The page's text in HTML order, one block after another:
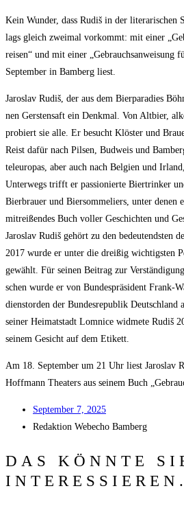
Kein Wun­der, dass Rudiš in der lite­ra­ri­schen
lags gleich zwei­mal vor­kommt: mit einer
rei­sen“ und mit einer „Gebrauchs­an­wei­sung
Sep­tem­ber in Bam­berg liest.
Jaros­lav Rudiš, der aus dem Bier­pa­ra­dies
nen Gers­ten­saft ein Denk­mal. Von Alt­bier,
pro­biert sie alle. Er besucht Klös­ter und
Reist dafür nach Pil­sen, Bud­weis und
tel­eu­ro­pas, aber auch nach Bel­gi­en und
Unter­wegs trifft er pas­sio­nier­te Bier­trin­ker
Bier­brau­er und Bier­som­me­liers, unter denen
mit­rei­ßen­des Buch vol­ler Geschich­ten und
Jaros­lav Rudiš gehört zu den bedeu­tends­ten
2017 wur­de er unter die drei­ßig wich­tigs­ten
gewählt. Für sei­nen Bei­trag zur
schen wur­de er von Bun­des­prä­si­dent Frank-
dienst­or­den der Bun­des­re­pu­blik Deutsch­land
sei­ner Hei­mat­stadt Lom­nice wid­me­te Rudiš
sei­nem Gesicht auf dem Etikett.
Am 18. Sep­tem­ber um 21 Uhr liest Jaros­lav
Hoff­mann Thea­ters aus sei­nem Buch
Sep­tem­ber 7, 2025
Redak­ti­on Web­echo Bamberg
DAS KÖNNTE